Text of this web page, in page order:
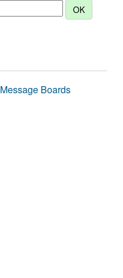
Message Boards